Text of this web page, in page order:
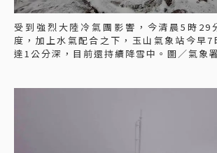
受到強烈大陸冷氣團影響，今清晨5時29
度，加上水氣配合之下，玉山氣象站今早7
達1公分深，目前還持續降雪中。圖／氣象